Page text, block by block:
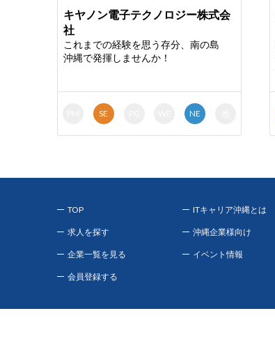
キヤノン電子テクノロジー株式会
社
これまでの経験を思う存分、南の島
沖縄で発揮しませんか！
SE NE
TOP ITキャリア沖縄とは
求人を探す 沖縄企業様向け
企業一覧を見る イベント情報
会員登録する